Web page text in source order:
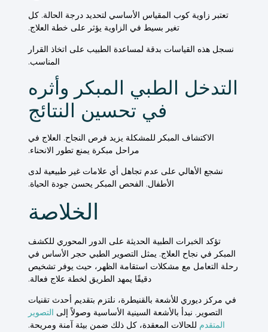
تعتبر زاوية كوب المقياس الأساسي لتحديددرجة الحالة. كل
تغير بسيط في الزاوية يؤثر على خطة العلاج.
نسجل هذه القياسات بدقة لمساعدة الطبيب على اتخاذ القرار
المناسب.
التدخل الطبي المبكر وأثره
في تحسين النتائج
الاكتشاف المبكر للمشكلة يزيد فرص النجاح. العلاج في
مراحل مبكرة يمنع تطور الانحناء.
نشجع الأهالي على عدم تجاهل أي علامات غير طبيعية لدى
الأطفال. الفحص المبكر يحسن جودة الحياة.
الخلاصة
تؤكد الخبرات الطبية الحديثة على الدور المحوري للكشف
المبكر في نجاح العلاج. يمثل التصوير الطبي حجر الأساس في
رحلة التعامل مع مشكلات استقامة الظهر، حيث يوفرتشخيص
دقيقًا يمهد الطريق لخطة علاج فعالة.
في مركز ديوري للأشعة بالقنيطرة، نلتزم بتقديم أحدث تقنيات
التصوير. نبدأ بالأشعة السينية الأساسية وصولاً إلى التصوير
المتقدم للحالات المعقدة، كل ذلك ضمن بيئة آمنة ومريحة.